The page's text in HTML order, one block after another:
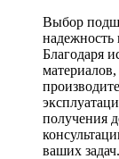
Выбор
надежность
Благодаря
получения
ваших задач.